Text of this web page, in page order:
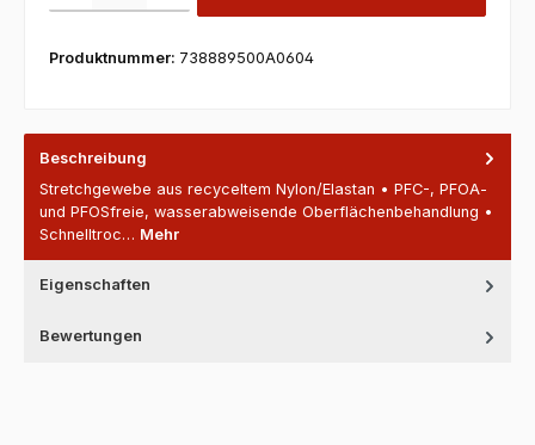
Produktnummer: 738889500A0604
Beschreibung
Stretchgewebe aus recyceltem Nylon/Elastan • PFC-, PFOA-
und PFOSfreie, wasserabweisende Oberflächenbehandlung •
Schnelltroc… Mehr
Eigenschaften
Bewertungen